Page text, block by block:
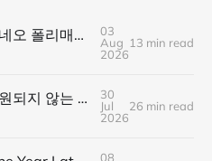
바람 매거진 7월호_네오 폴리매스 : 명함 한 줄에 갇히지 않는 사람들
03
Aug
2026
13 min read
AI에 읽히되, AI로 환원되지 않는 것 — 새로운 낭만의 시대, 브랜드와 비즈니스가 향해야 할 방향
30
Jul
2026
26 min read
08